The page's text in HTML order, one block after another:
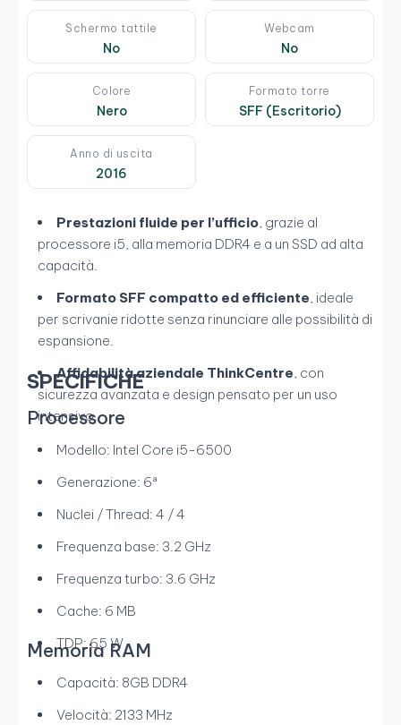
Schermo tattile
No
Webcam
No
Colore
Nero
Formato torre
SFF (Escritorio)
Anno di uscita
2016
Prestazioni fluide per l’ufficio, grazie al
processore i5, alla memoria DDR4 e a un SSD ad alta
capacità.
Formato SFF compatto ed efficiente, ideale
per scrivanie ridotte senza rinunciare alle possibilità di
espansione.
Affidabilità aziendale ThinkCentre, con
sicurezza avanzata e design pensato per un uso
intensivo.
SPECIFICHE
Processore
Modello: Intel Core i5-6500
Generazione: 6ª
Nuclei / Thread: 4 / 4
Frequenza base: 3.2 GHz
Frequenza turbo: 3.6 GHz
Cache: 6 MB
TDP: 65 W
Memoria RAM
Capacità: 8GB DDR4
Velocità: 2133 MHz